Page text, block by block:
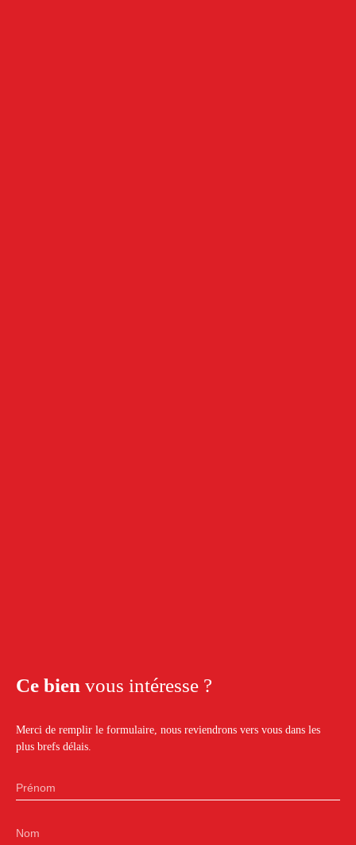
Ce bien vous intéresse ?
Merci de remplir le formulaire, nous reviendrons vers vous dans les
plus brefs délais.
Prénom
Nom